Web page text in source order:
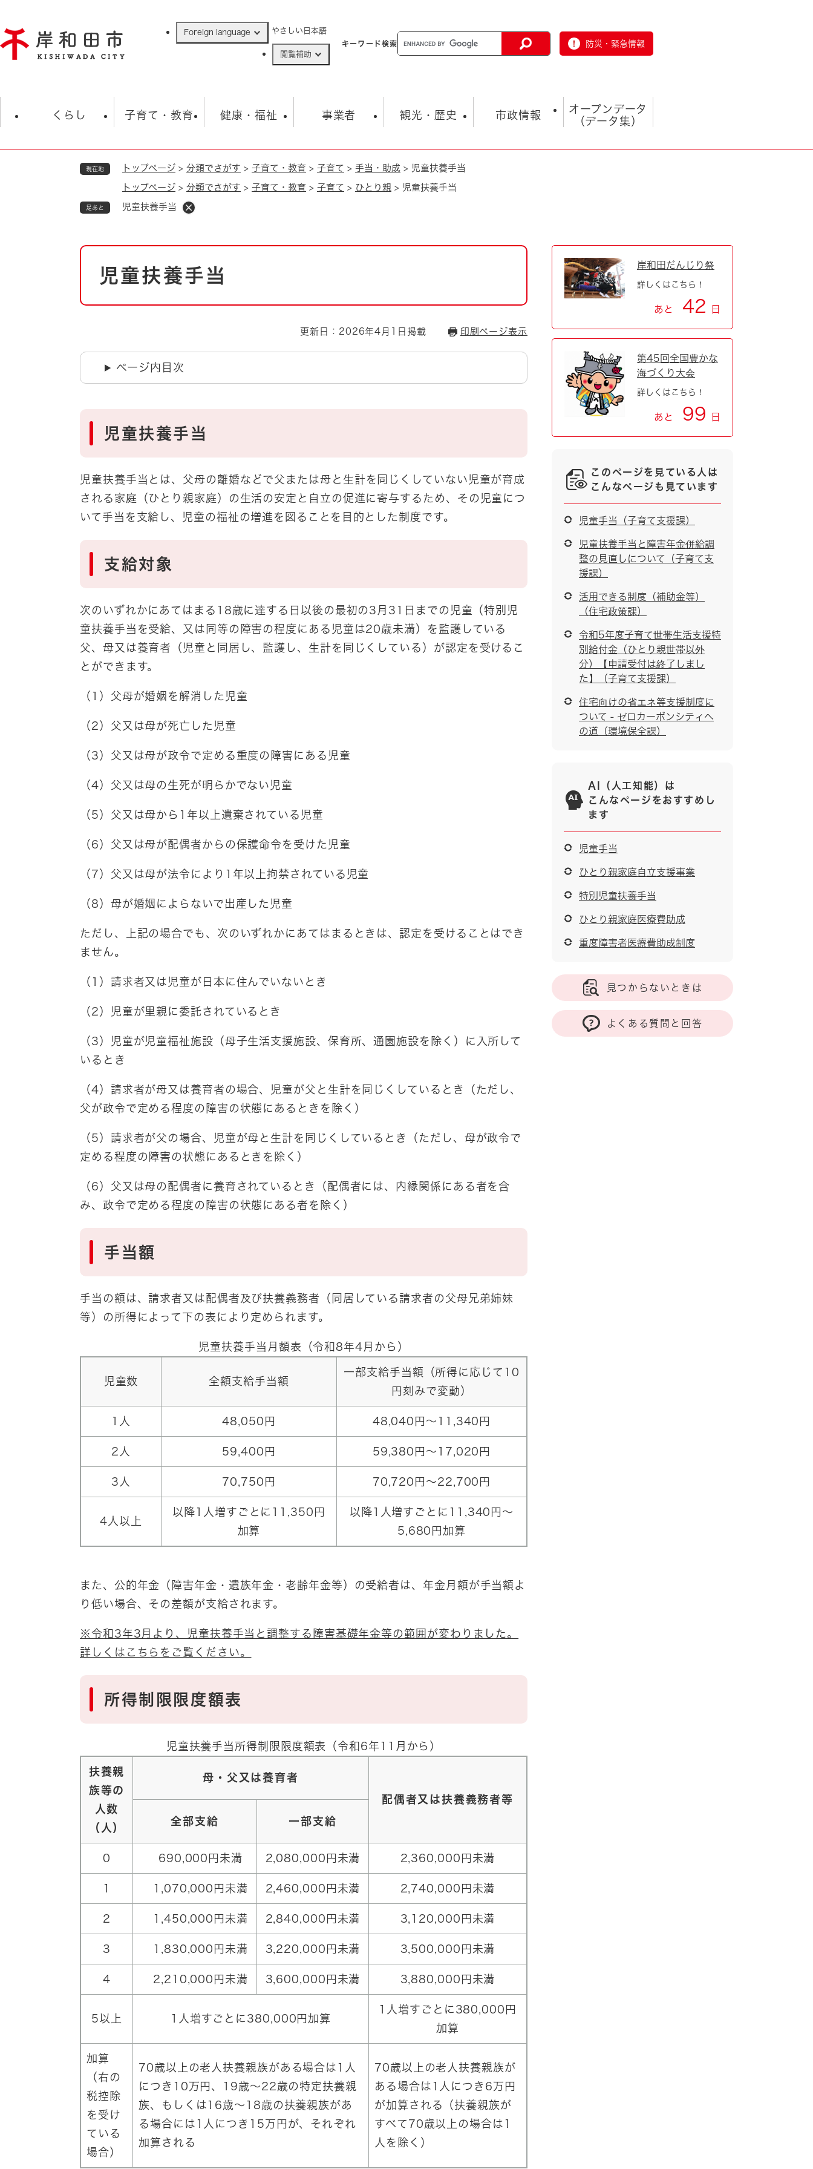
ジ
の
Foreign language やさしい日本語
閲覧補助
キーワード検索 防災・緊急情報
くらし
住民票・戸籍
防災・防犯
自然・環境・公園 住宅
引っ越し おくやみ
地域コミュニティ・ボラン
子育て・教育
学校 子育て
健康・福祉
福祉・健康・生活 生涯学習・スポーツ
事業者
入札・契約情報 まちづくり・協働
観光・歴史
観光 観光スポット
とじる
市政情報
市の概要 総合計画
オープンデータ
（データ集）
オープンデータ
現在地 トップページ > 分類でさがす > 子育て・教育 > 子育て > 手当・助成 > 児童扶養手当
トップページ > 分類でさがす > 子育て・教育 > 子育て > ひとり親 > 児童扶養手当
足あと 児童扶養手当
本
児童扶養手当
更新日：2026年4月1日掲載 印刷ページ表示
ページ内目次
児童扶養手当
児童扶養手当 とは、父母の離婚などで父または母と生計を同じくしていない児童が育成
される家庭（ひとり親家庭）の生活の安定と自立の促進に寄与するため、その児童につ
いて手当を支給し、児童の福祉の増進を図ることを目的とした制度です。
支給対象
次のいずれかにあてはまる18歳に達する日以後の最初の3月31日までの児童（特別児
童扶養手当を受給、又は同等の障害の程度にある児童は20歳未満）を監護している
父、母又は養育者（児童と同居し、監護し、生計を同じくしている）が認定を受けるこ
とができます。
（1）父母が婚姻を解消した児童
（2）父又は母が死亡した児童
（3）父又は母が政令で定める重度の障害にある児童
（4）父又は母の生死が明らかでない児童
（5）父又は母から1年以上遺棄されている児童
（6）父又は母が配偶者からの保護命令を受けた児童
（7）父又は母が法令により1年以上拘禁されている児童
（8）母が婚姻によらないで出産した児童
ただし、上記の場合でも、次のいずれかにあてはまるときは、認定を受けることはでき
ません。
（1）請求者又は児童が日本に住んでいないとき
（2）児童が里親に委託されているとき
（3）児童が児童福祉施設（母子生活支援施設、保育所、通園施設を除く）に入所して
いるとき
（4）請求者が母又は養育者の場合、児童が父と生計を同じくしているとき（ただし、
父が政令で定める程度の障害の状態にあるときを除く）
（5）請求者が父の場合、児童が母と生計を同じくしているとき（ただし、母が政令で
定める程度の障害の状態にあるときを除く）
（6）父又は母の配偶者に養育されているとき（配偶者には、内縁関係にある者を含
み、政令で定める程度の障害の状態にある者を除く）
手当額
手当の額は、請求者又は配偶者及び扶養義務者（同居している請求者の父母兄弟姉妹
等）の所得によって下の表により定められます。
児童扶養手当月額表（令和8年4月から）
児童数 全額支給手当額
一部支給手当額（所得に応じて10
円刻みで変動）
1人 48,050円 48,040円～11,340円
2人 59,400円 59,380円～17,020円
3人 70,750円 70,720円～22,700円
4人以上
以降1人増すごとに11,350円
加算
以降1人増すごとに11,340円～
5,680円加算
また、公的年金（障害年金・遺族年金・老齢年金等）の受給者は、年金月額が手当額よ
り低い場合、その差額が支給されます。
※令和3年3月より、児童扶養手当と調整する障害基礎年金等の範囲が変わりました。
詳しくはこちらをご覧ください。
所得制限限度額表
児童扶養手当所得制限限度額表（令和6年11月から）
扶養親
族等の
人数
（人）
母・父又は養育者
配偶者又は扶養義務者等
全部支給
一部支給
0 690,000円未満 2,080,000円未満 2,360,000円未満
1 1,070,000円未満 2,460,000円未満 2,740,000円未満
2 1,450,000円未満 2,840,000円未満 3,120,000円未満
3 1,830,000円未満 3,220,000円未満 3,500,000円未満
4 2,210,000円未満 3,600,000円未満 3,880,000円未満
5以上 1人増すごとに380,000円加算
1人増すごとに380,000円
加算
加算
（右の
税控除
を受け
ている
場合）
70歳以上の老人扶養親族がある場合は1人
につき10万円、19歳～22歳の特定扶養親
族、もしくは16歳～18歳の扶養親族があ
る場合には1人につき15万円が、それぞれ
加算される
70歳以上の老人扶養親族が
ある場合は1人につき6万円
が加算される（扶養親族が
すべて70歳以上の場合は1
人を除く）
岸和田だんじり祭
詳しくはこちら！
あと 42 日
第45回全国豊かな
海づくり大会
詳しくはこちら！
あと 99 日
このページを見ている人は
こんなページも見ています
児童手当（子育て支援課）
児童扶養手当と障害年金併給調
整の見直しについて（子育て支
援課）
活用できる制度（補助金等）
（住宅政策課）
令和5年度子育て世帯生活支援特
別給付金（ひとり親世帯以外
分）【申請受付は終了しまし
た】（子育て支援課）
住宅向けの省エネ等支援制度に
ついて - ゼロカーボンシティへ
の道（環境保全課）
AI（人工知能）は
こんなページをおすすめし
ます
児童手当
ひとり親家庭自立支援事業
特別児童扶養手当
ひとり親家庭医療費助成
重度障害者医療費助成制度
見つからないときは
よくある質問と回答